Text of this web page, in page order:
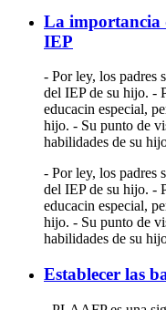
La importancia
IEP
- Por ley, los padres
del IEP de su hijo. -
educacin especial,
hijo. - Su punto de
habilidades de su
- Por ley, los padres
del IEP de su hijo. -
educacin especial,
hijo. - Su punto de
habilidades de su
Establecer las